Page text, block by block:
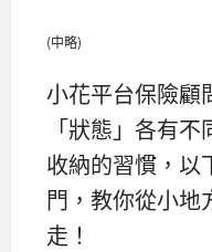
(中略)
小花平台保險顧
「狀態」各有
收納的習慣，以
門，教你從小地
走！